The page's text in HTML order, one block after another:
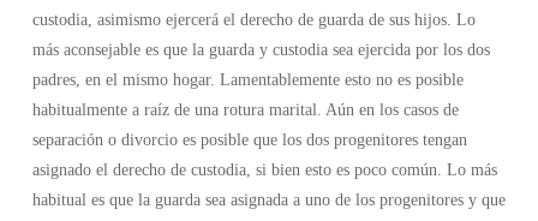
custodia, asimismo ejercerá el derecho de guarda de sus hijos. Lo
más aconsejable es que la guarda y custodia sea ejercida por los dos
padres, en el mismo hogar. Lamentablemente esto no es posible
habitualmente a raíz de una rotura marital. Aún en los casos de
separación o divorcio es posible que los dos progenitores tengan
asignado el derecho de custodia, si bien esto es poco común. Lo más
habitual es que la guarda sea asignada a uno de los progenitores y que